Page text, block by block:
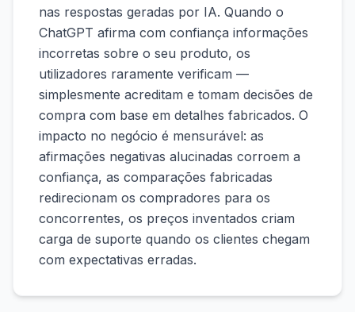
nas respostas geradas por IA. Quando o
ChatGPT afirma com confiança informações
incorretas sobre o seu produto, os
utilizadores raramente verificam —
simplesmente acreditam e tomam decisões de
compra com base em detalhes fabricados. O
impacto no negócio é mensurável: as
afirmações negativas alucinadas corroem a
confiança, as comparações fabricadas
redirecionam os compradores para os
concorrentes, os preços inventados criam
carga de suporte quando os clientes chegam
com expectativas erradas.